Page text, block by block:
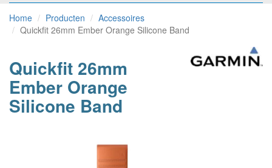
-
naar
homepage
Home Producten
Accessoires
Quickfit 26mm Ember Orange Silicone Band
Quickfit 26mm
Ember Orange
Silicone Band